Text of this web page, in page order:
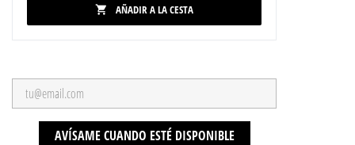
 AÑADIR A LA CESTA
AVÍSAME CUANDO ESTÉ DISPONIBLE